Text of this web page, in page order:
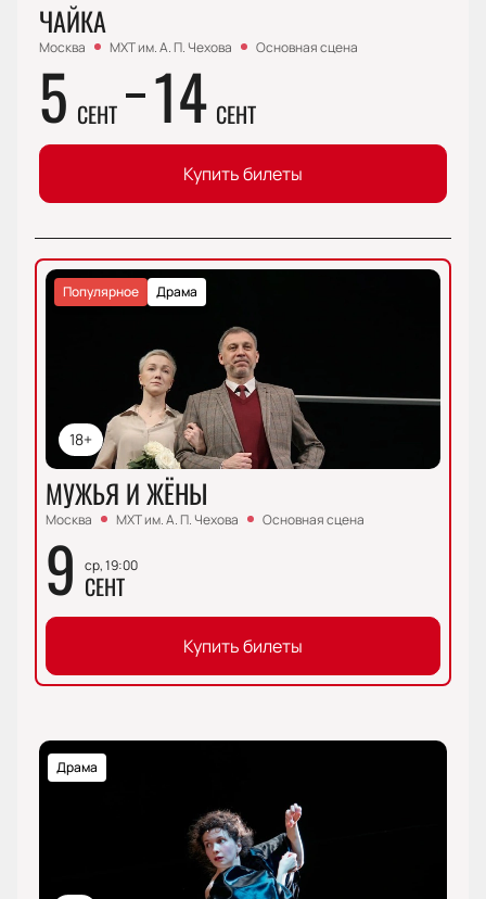
ЧАЙКА
Москва МХТ им. А. П. Чехова Основная сцена
5 СЕНТ 14 СЕНТ
Купить билеты
18+
Драма
Популярное
МУЖЬЯ И ЖЁНЫ
Москва МХТ им. А. П. Чехова Основная сцена
9 ср, 19:00
СЕНТ
Купить билеты
Драма